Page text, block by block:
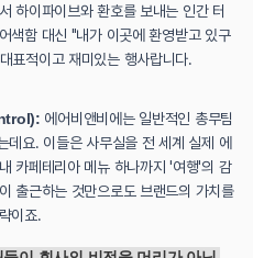
하이파이브와 환호를 보내는 인간 터
색함 대신 "내가 이곳에 환영받고 있구
표적이고 재미있는 행사랍니다.
에어비앤비에는 일반적인 총무팀
데요. 이들은 사무실을 전 세계 실제 에
카페테리아 메뉴 하나까지 '여행'의 감
출근하는 것만으로도 브랜드의 가치를
이죠.